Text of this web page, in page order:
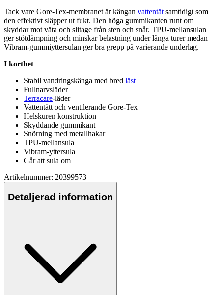
Tack vare Gore-Tex-membranet är kängan vattentät samtidigt som
den effektivt släpper ut fukt. Den höga gummikanten runt om
skyddar mot väta och slitage från sten och snår. TPU-mellansulan
ger stötdämpning och minskar belastning under långa turer medan
Vibram-gummiyttersulan ger bra grepp på varierande underlag.
I korthet
Stabil vandringskänga med bred läst
Fullnarvsläder
Terracare-läder
Vattentätt och ventilerande Gore-Tex
Helskuren konstruktion
Skyddande gummikant
Snörning med metallhakar
TPU-mellansula
Vibram-yttersula
Går att sula om
Artikelnummer: 20399573
Detaljerad information